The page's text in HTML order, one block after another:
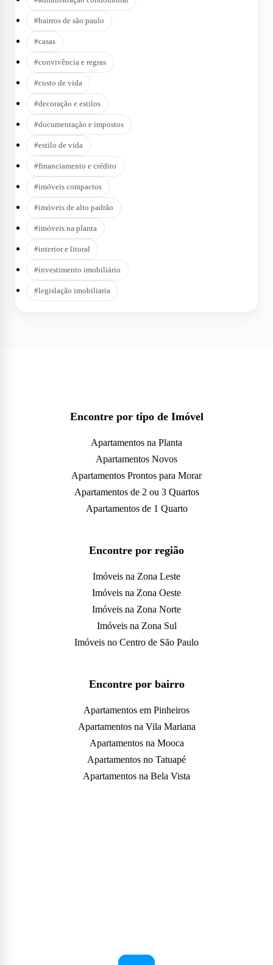
#bairros de são paulo
#casas
#convivência e regras
#custo de vida
#decoração e estilos
#documentação e impostos
#estilo de vida
#financiamento e crédito
#imóveis compactos
#imóveis de alto padrão
#imóveis na planta
#interior e litoral
#investimento imobiliário
#legislação imobiliaria
Encontre por tipo de Imóvel
Apartamentos na Planta
Apartamentos Novos
Apartamentos Prontos para Morar
Apartamentos de 2 ou 3 Quartos
Apartamentos de 1 Quarto
Encontre por região
Imóveis na Zona Leste
Imóveis na Zona Oeste
Imóveis na Zona Norte
Imóveis na Zona Sul
Imóveis no Centro de São Paulo
Encontre por bairro
Apartamentos em Pinheiros
Apartamentos na Vila Mariana
Apartamentos na Mooca
Apartamentos no Tatuapé
Apartamentos na Bela Vista